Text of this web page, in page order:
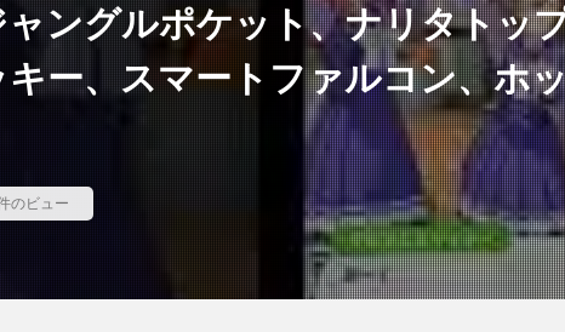
ングルポケット、ナリタトッ
キー、スマートファルコン、ホ
のビュー